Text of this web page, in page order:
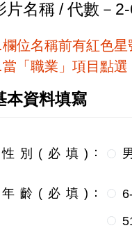
片名稱 / 代數－
欄位名稱前有紅色星
當「職業」項目點
本資料填寫
性別(必填)
年齡(必填)